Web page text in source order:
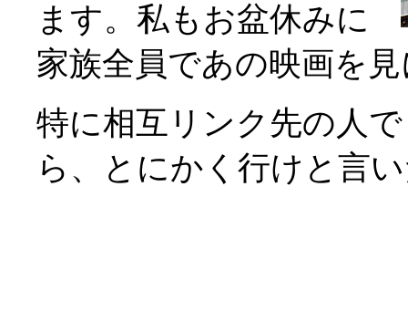
ます。私もお盆休みに
家族全員であの映画を
特に相互リンク先の人
ら、とにかく行けと言